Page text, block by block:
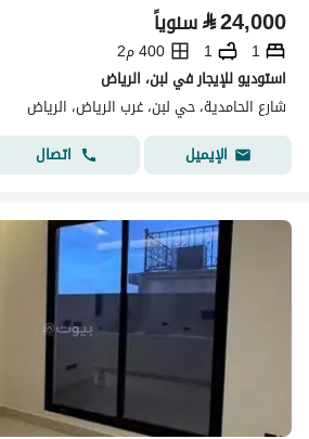
⃁24,000 سنوياً
1
1
400 م2
استوديو للإيجار في لبن، الرياض
شارع الحامدية، حي لبن، غرب الرياض، الرياض
الإيميل
اتصال